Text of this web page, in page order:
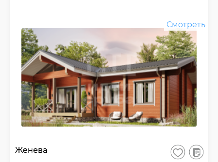
Смотреть
Женева Сохранить
В